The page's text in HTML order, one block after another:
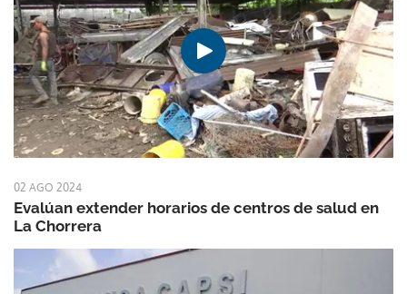
02 AGO 2024
Evalúan extender horarios de centros de salud en
La Chorrera